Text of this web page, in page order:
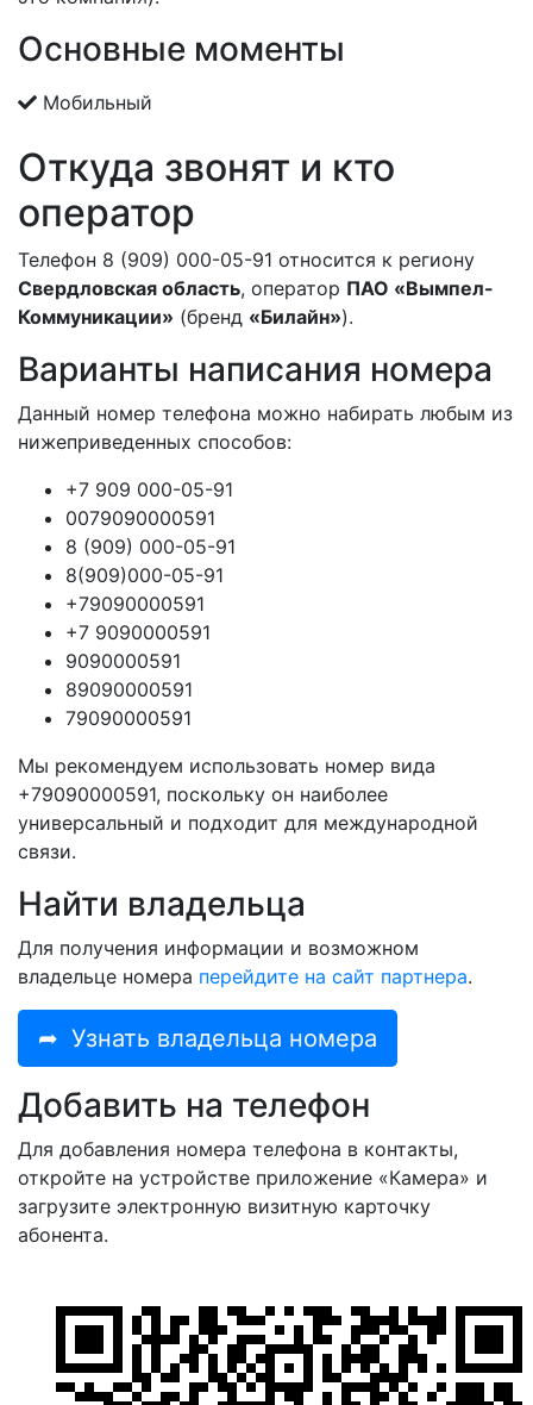
Основные моменты
Мобильный
Откуда звонят и кто
оператор
Телефон 8 (909) 000-05-91 относится к региону
Свердловская область, оператор ПАО «Вымпел-
Коммуникации» (бренд «Билайн»).
Варианты написания номера
Данный номер телефона можно набирать любым из
нижеприведенных способов:
+7 909 000-05-91
0079090000591
8 (909) 000-05-91
8(909)000-05-91
+79090000591
+7 9090000591
9090000591
89090000591
79090000591
Мы рекомендуем использовать номер вида
+79090000591, поскольку он наиболее
универсальный и подходит для международной
связи.
Найти владельца
Для получения информации и возможном
владельце номера перейдите на сайт партнера.
➦ Узнать владельца номера
Добавить на телефон
Для добавления номера телефона в контакты,
откройте на устройстве приложение «Камера» и
загрузите электронную визитную карточку
абонента.